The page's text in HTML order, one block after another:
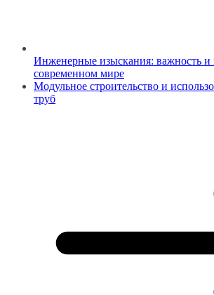
Инженерные изыскания: важность и
современном мире
Модульное строительство и
труб